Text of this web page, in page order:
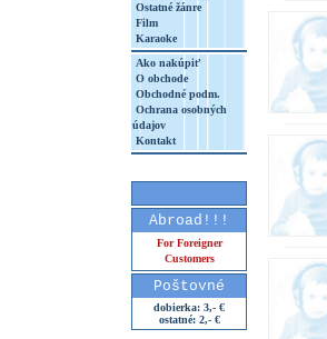
Ostatné žánre
Film
Karaoke
Ako nakúpiť
O obchode
Obchodné podm.
Ochrana osobných
údajov
Kontakt
Abroad!!!
For Foreigner
Customers
Poštovné
dobierka: 3,- €
ostatné: 2,- €